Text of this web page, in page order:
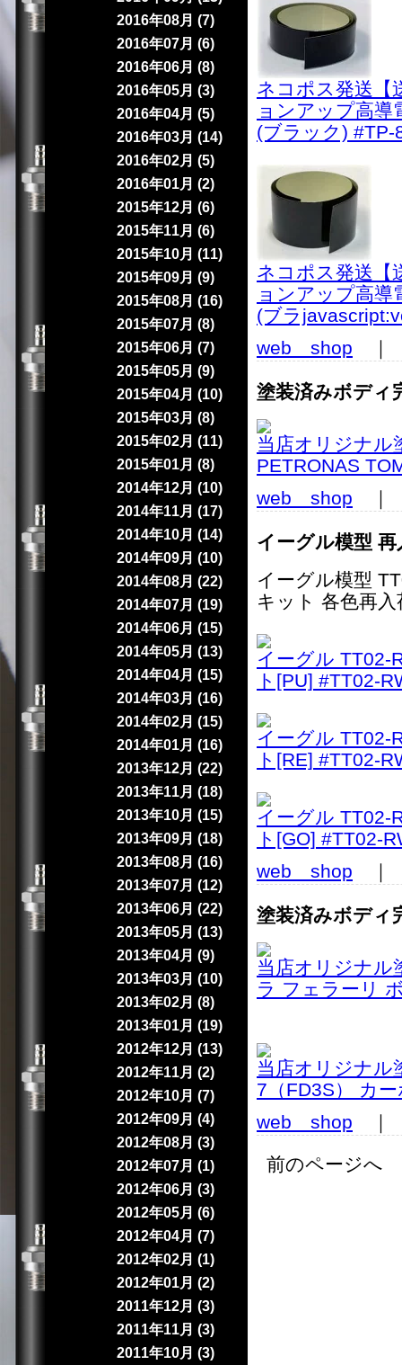
ネコポス発送【
ョンアップ高導
(ブラック) #TP-
ネコポス発送【
ョンアップ高導
(ブラ
web shop ｜
塗装済みボディ
当店オリジナル
PETRONAS
web shop ｜
イーグル模型 再
イーグル模型
キット 各色再入
イーグル TT02-
ト[PU] #TT02-
イーグル TT02-
ト[RE] #TT02-
イーグル TT02-
ト[GO] #TT02-
web shop ｜
塗装済みボディ
当店オリジナル
ラ フェラーリ
当店オリジナル
7（FD3S） カ
web shop ｜
前のページへ
2016年08月 (7)
2016年07月 (6)
2016年06月 (8)
2016年05月 (3)
2016年04月 (5)
2016年03月 (14)
2016年02月 (5)
2016年01月 (2)
2015年12月 (6)
2015年11月 (6)
2015年10月 (11)
2015年09月 (9)
2015年08月 (16)
2015年07月 (8)
2015年06月 (7)
2015年05月 (9)
2015年04月 (10)
2015年03月 (8)
2015年02月 (11)
2015年01月 (8)
2014年12月 (10)
2014年11月 (17)
2014年10月 (14)
2014年09月 (10)
2014年08月 (22)
2014年07月 (19)
2014年06月 (15)
2014年05月 (13)
2014年04月 (15)
2014年03月 (16)
2014年02月 (15)
2014年01月 (16)
2013年12月 (22)
2013年11月 (18)
2013年10月 (15)
2013年09月 (18)
2013年08月 (16)
2013年07月 (12)
2013年06月 (22)
2013年05月 (13)
2013年04月 (9)
2013年03月 (10)
2013年02月 (8)
2013年01月 (19)
2012年12月 (13)
2012年11月 (2)
2012年10月 (7)
2012年09月 (4)
2012年08月 (3)
2012年07月 (1)
2012年06月 (3)
2012年05月 (6)
2012年04月 (7)
2012年02月 (1)
2012年01月 (2)
2011年12月 (3)
2011年11月 (3)
2011年10月 (3)